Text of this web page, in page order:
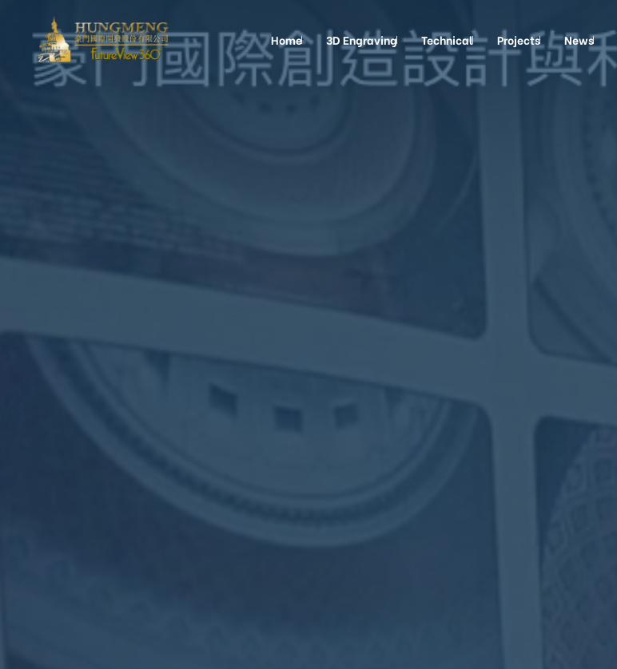
Home 3D Engraving Technical Projects News